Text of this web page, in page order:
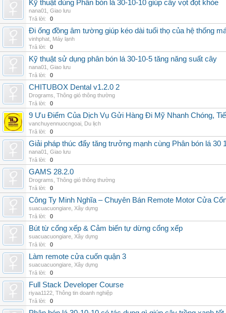
Kỹ thuật dùng Phân bón lá 30-10-10 giúp cây vọt đọt khỏe
nana01
Giao lưu
Trả lời:
0
Đi ống đồng âm tường giúp kéo dài tuổi thọ của hệ thống
vinhphat Máy lạnh
Trả lời:
0
Kỹ thuật sử dụng phân bón lá 30-10-5 tăng năng suất cây
nana01
Giao lưu
Trả lời:
0
CHITUBOX Dental v1.2.0 2
Drograms Thông gió thông thường
Trả lời:
0
9 Ưu Điểm Của Dịch Vụ Gửi Hàng Đi Mỹ Nhanh Chóng,
vanchuyennuocngoai Du lịch
Trả lời:
0
Giải pháp thúc đẩy tăng trưởng mạnh cùng Phân bón lá 30
nana01
Giao lưu
Trả lời:
0
GAMS 28.2.0
Drograms Thông gió thông thường
Trả lời:
0
Công Ty Minh Nghĩa – Chuyên Bán Remote Motor Cửa
suacuacuongiare Xây dựng
Trả lời:
0
Bút từ cổng xếp & Cảm biến tự dừng cổng xếp
suacuacuongiare Xây dựng
Trả lời:
0
Làm remote cửa cuốn quận 3
suacuacuongiare Xây dựng
Trả lời:
0
Full Stack Developer Course
riyaa1122 Thông tin doanh nghiệp
Trả lời:
0